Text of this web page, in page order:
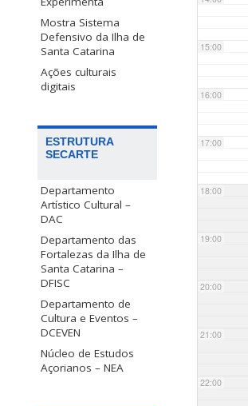
Mostra Sistema
Defensivo da Ilha de
Santa Catarina
Ações culturais
digitais
ESTRUTURA
SECARTE
Departamento
Artístico Cultural –
DAC
Departamento das
Fortalezas da Ilha de
Santa Catarina –
DFISC
Departamento de
Cultura e Eventos –
DCEVEN
Núcleo de Estudos
Açorianos – NEA
15:00
16:00
17:00
18:00
19:00
20:00
21:00
22:00